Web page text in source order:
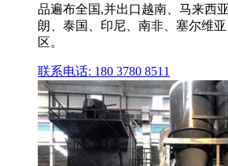
品遍布全国,并出口越南、马来西
朗、泰国、印尼、南非、塞尔维
区。
联系电话: 180 3780 8511